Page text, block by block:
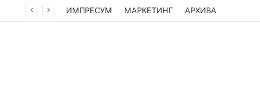
ИМПРЕСУМ МАРКЕТИНГ АРХИВА